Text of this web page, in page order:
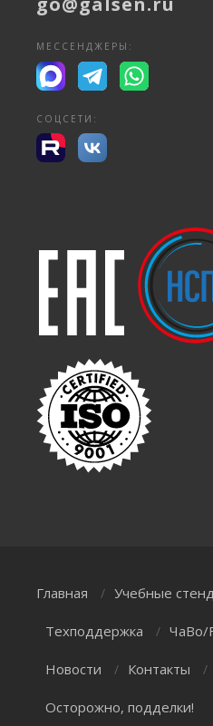
МЕССЕНДЖЕРЫ:
СОЦСЕТИ:
Главная / Учебные
Техподдержка / ЧаВо/
Новости / Контакты /
Осторожно, подделки!